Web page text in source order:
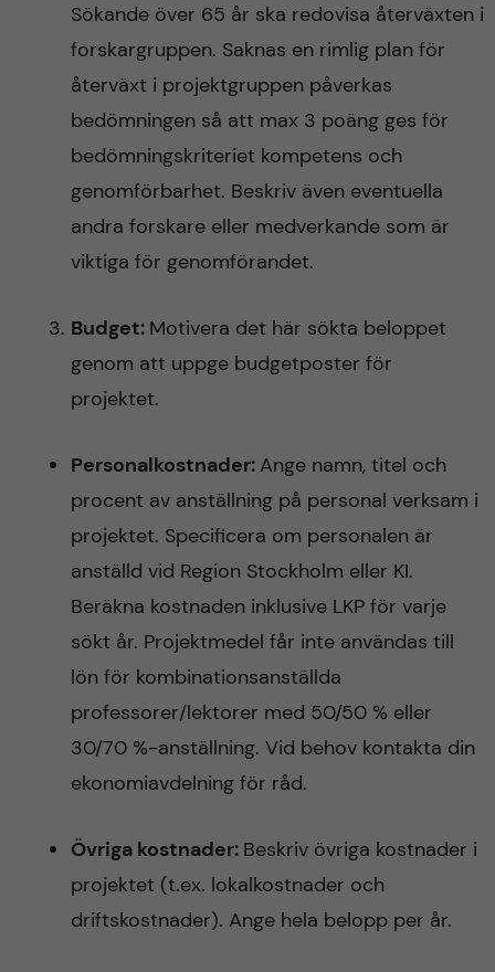
Sökande över 65 år ska redovisa återväxten i
forskargruppen. Saknas en rimlig plan för
återväxt i projektgruppen påverkas
bedömningen så att max 3 poäng ges för
bedömningskriteriet kompetens och
genomförbarhet. Beskriv även eventuella
andra forskare eller medverkande som är
viktiga för genomförandet.
Budget: Motivera det här sökta beloppet
genom att uppge budgetposter för
projektet.
Personalkostnader:Ange namn, titel och
procent av anställning på personal verksam i
projektet. Specificera om personalen är
anställd vid Region Stockholm eller KI.
Beräkna kostnaden inklusive LKP för varje
sökt år. Projektmedel får inte användas till
lön för kombinationsanställda
professorer/lektorer med 50/50 % eller
30/70 %-anställning. Vid behov kontakta din
ekonomiavdelning för råd.
Övriga kostnader: Beskriv övriga kostnader i
projektet (t.ex. lokalkostnader och
driftskostnader). Ange hela belopp per år.